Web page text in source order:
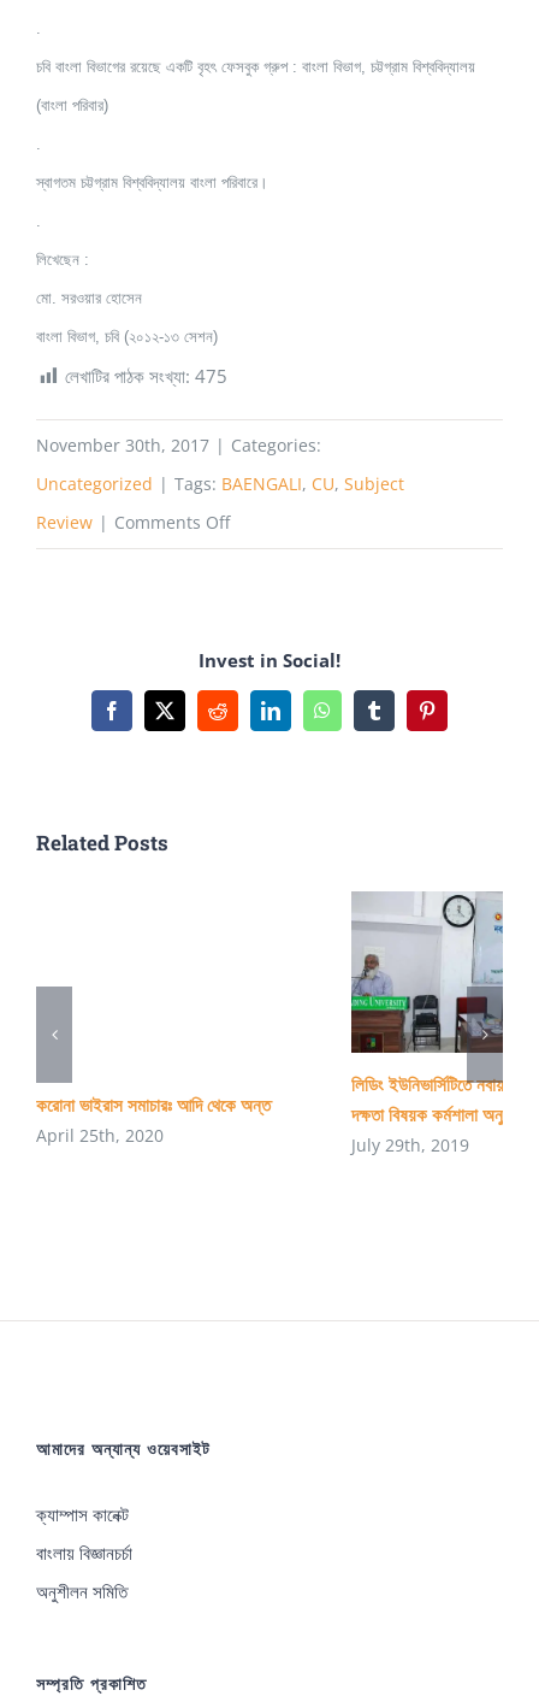
.
চবি বাংলা বিভাগের রয়েছে একটি বৃহৎ ফেসবুক গ্রুপ : বাংলা বিভাগ, চট্টগ্রাম বিশ্ববিদ্যালয়
(বাংলা পরিবার)
.
স্বাগতম চট্টগ্রাম বিশ্ববিদ্যালয় বাংলা পরিবারে।
.
লিখেছেন :
মো. সরওয়ার হোসেন
বাংলা বিভাগ, চবি (২০১২-১৩ সেশন)
লেখাটির পাঠক সংখ্যা: 475
November 30th, 2017 | Categories:
Uncategorized | Tags: BAENGALI, CU, Subject
Review | Comments Offon
CU
Invest in Social!
Facebook
X RedditLinkedInWhatsAppTumblrPinterest
Related Posts
করোনা ভাইরাস সমাচারঃ আদি থেকে অন্ত
April 25th, 2020
লিডিং ইউনিভার্সিটিতে
দক্ষতা বিষয়ক কর্মশালা অনুষ্ঠিত
July 29th, 2019
আমাদের অন্যান্য ওয়েবসাইট
ক্যাম্পাস কানেক্ট
বাংলায় বিজ্ঞানচর্চা
অনুশীলন সমিতি
সম্প্রতি প্রকাশিত